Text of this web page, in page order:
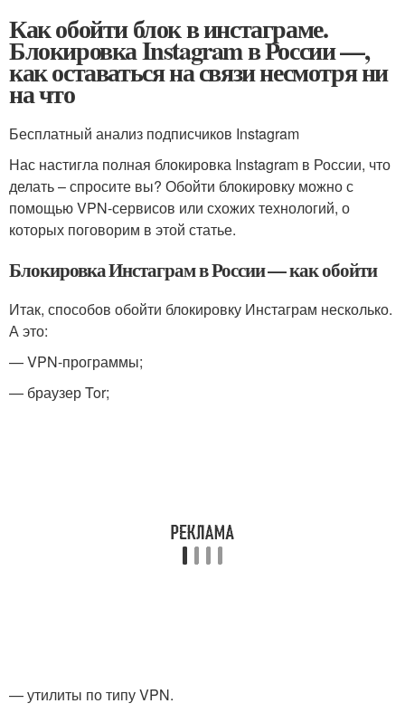
Как обойти блок в инстаграме.
Блокировка Instagram в России —,
как оставаться на связи несмотря ни
на что
Бесплатный анализ подписчиков Instagram
Нас настигла полная блокировка Instagram в России, что
делать – спросите вы? Обойти блокировку можно с
помощью VPN-сервисов или схожих технологий, о
которых поговорим в этой статье.
Блокировка Инстаграм в России — как обойти
Итак, способов обойти блокировку Инстаграм несколько.
А это:
— VPN-программы;
— браузер Tor;
— утилиты по типу VPN.